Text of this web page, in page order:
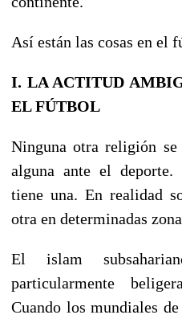
Así están las cosas en el
I. LA ACTITUD
EL FÚTBOL
Ninguna otra religión se
alguna ante el deporte.
tiene una. En realidad
otra en determinadas
El islam
particularmente
Cuando los mundiales